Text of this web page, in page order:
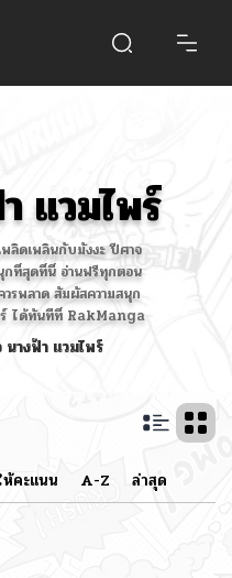
แวมไพร์
ดเพลินกับมังงะ ปีศาจ
กที่สุดที่นี่ อ่านฟรีทุกตอน
รพลาด สัมผัสความสนุก
ร์ ได้ทันทีที่ RakManga
างฟ้า แวมไพร์
ห้คะแนน A-Z ล่าสุด